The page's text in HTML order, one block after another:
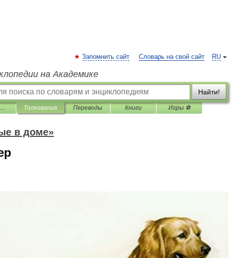
RU
Запомнить сайт Словарь на свой сайт
на Академике
Найти!
Энциклопедия «Животные в доме» Толкования Переводы Книги Игры ⚽
в доме»